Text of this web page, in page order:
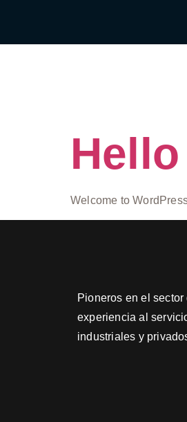
Welcome to
Pioneros en el
experiencia al
industriales y